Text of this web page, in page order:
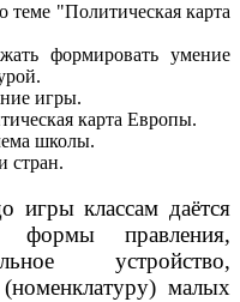
теме "Политическая карта
умение
игры.
Европы.
игры классам даётся
формы правления,
устройство,
малых